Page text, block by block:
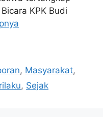
KPK Budi
, Masyarakat,
, Sejak